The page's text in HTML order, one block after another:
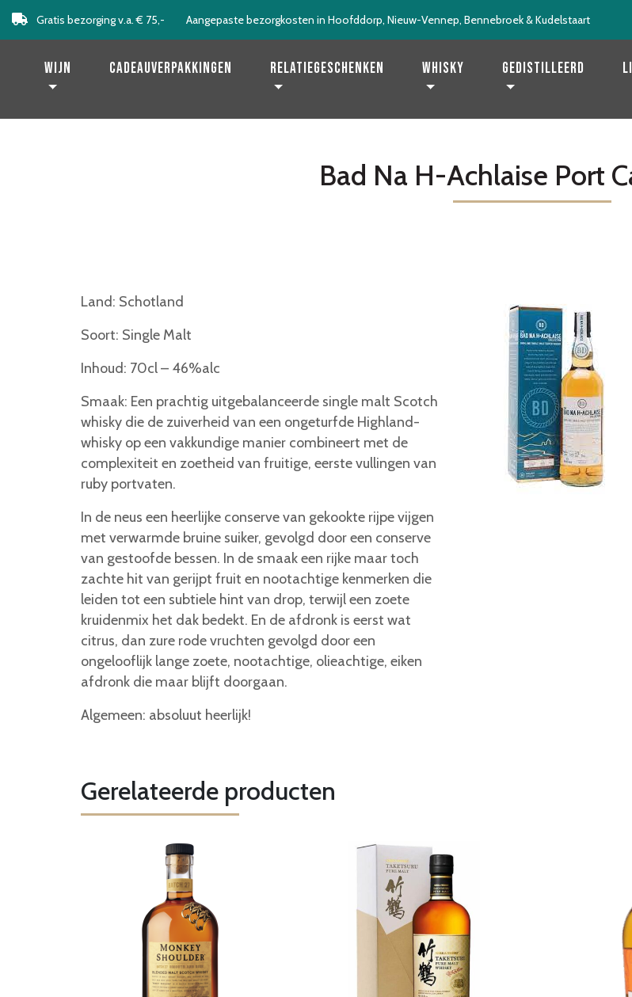
Gratis bezorging v.a. € 75,- Aangepaste bezorgkosten in Hoofddorp, Nieuw-Vennep, Bennebroek & Kudelstaart
Levering binnen 2 werkdagen!
Wijn Cadeauverpakkingen Relatiegeschenken Whisky Gedistilleerd
Bad Na H-Achlaise Port
Land: Schotland
Soort: Single Malt
Inhoud: 70cl – 46%alc
Smaak: Een prachtig uitgebalanceerde single malt Scotch
whisky die de zuiverheid van een ongeturfde Highland-
whisky op een vakkundige manier combineert met de
complexiteit en zoetheid van fruitige, eerste vullingen van
ruby portvaten.
In de neus een heerlijke conserve van gekookte rijpe vijgen
met verwarmde bruine suiker, gevolgd door een conserve
van gestoofde bessen. In de smaak een rijke maar toch
zachte hit van gerijpt fruit en nootachtige kenmerken die
leiden tot een subtiele hint van drop, terwijl een zoete
kruidenmix het dak bedekt. En de afdronk is eerst wat
citrus, dan zure rode vruchten gevolgd door een
ongelooflijk lange zoete, nootachtige, olieachtige, eiken
afdronk die maar blijft doorgaan.
Algemeen: absoluut heerlijk!
Gerelateerde producten